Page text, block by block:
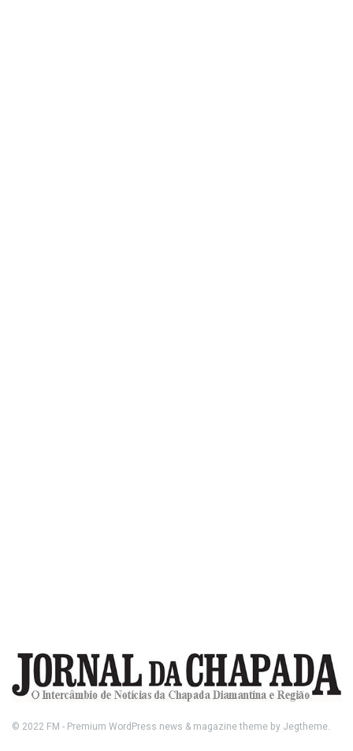
© 2022 FM - Premium WordPress news & magazine theme by Jegtheme.